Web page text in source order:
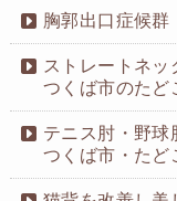
胸郭出口症候群
ストレートネ
つくば市のたど
テニス肘・野球
つくば市・たど